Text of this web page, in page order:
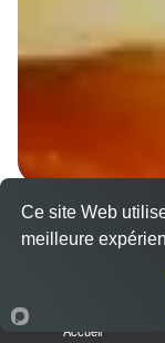
Wraps Chicken
8.50 €
Accueil
Ce site Web
meilleure